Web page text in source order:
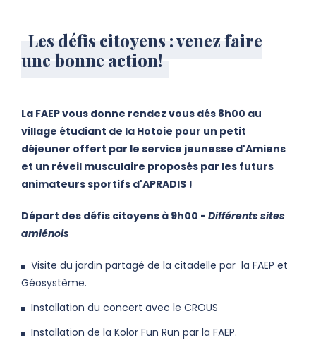
Les défis citoyens : venez faire
une bonne action!
La FAEP vous donne rendez vous dés 8h00 au
village étudiant de la Hotoie pour un petit
déjeuner offert par le service jeunesse d'Amiens
et un réveil musculaire proposés par les futurs
animateurs sportifs d'APRADIS !
Départ des défis citoyens à 9h00 - Différents sites
amiénois
Visite du jardin partagé de la citadelle par la FAEP et
Géosystème.
Installation du concert avec le CROUS
Installation de la Kolor Fun Run par la FAEP.